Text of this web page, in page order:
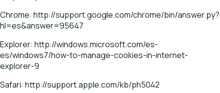
Chrome: http://support.google.com/chrome/bin/answer.py?
hl=es&answer=95647
Explorer: http://windows.microsoft.com/es-
es/windows7/how-to-manage-cookies-in-internet-
explorer-9
Safari: http://support.apple.com/kb/ph5042